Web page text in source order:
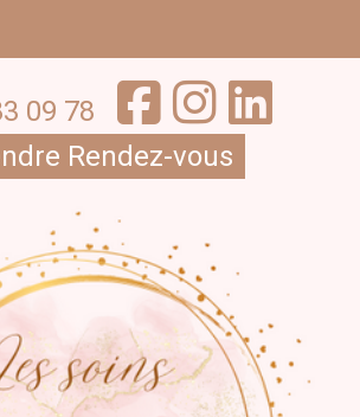
09 78
Rendez-vous